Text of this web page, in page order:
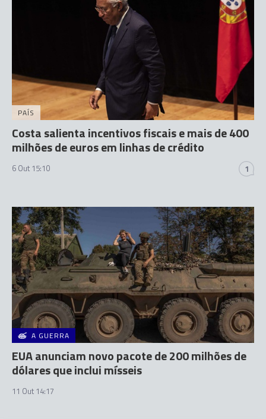
PAÍS
Costa salienta incentivos fiscais e mais de 400
milhões de euros em linhas de crédito
6 Out 15:10 1
A GUERRA
EUA anunciam novo pacote de 200 milhões de
dólares que inclui mísseis
11 Out 14:17